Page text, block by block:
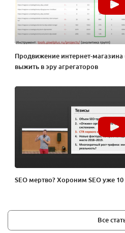
Продвижение интернет-магазина
выжить в эру агрегаторов
SEO мертво? Хороним SEO уже
Все